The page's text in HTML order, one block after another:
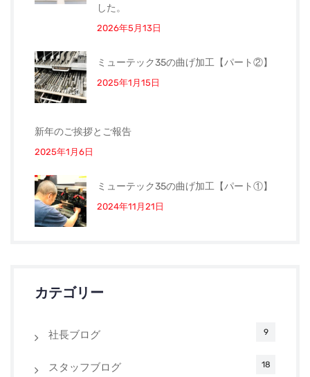
した。
2026年5月13日
ミューテック35の曲げ加工【パート②】
2025年1月15日
新年のご挨拶とご報告
2025年1月6日
ミューテック35の曲げ加工【パート①】
2024年11月21日
カテゴリー
社長ブログ 9
スタッフブログ 18